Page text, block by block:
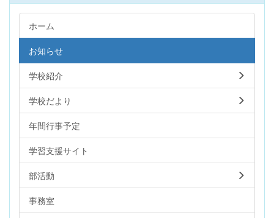
ホーム
お知らせ
学校紹介
学校だより
年間行事予定
学習支援サイト
部活動
事務室